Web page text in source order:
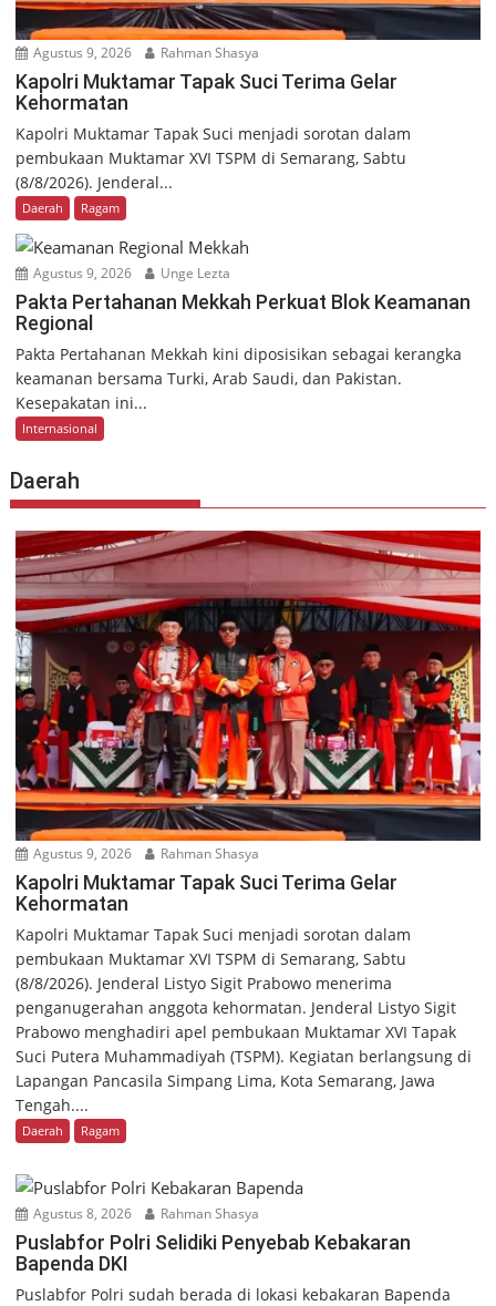
Agustus 9, 2026 Rahman Shasya
Kapolri Muktamar Tapak Suci Terima Gelar
Kehormatan
Kapolri Muktamar Tapak Suci menjadi sorotan dalam
pembukaan Muktamar XVI TSPM di Semarang, Sabtu
(8/8/2026). Jenderal...
Daerah Ragam
Agustus 9, 2026 Unge Lezta
Pakta Pertahanan Mekkah Perkuat Blok Keamanan
Regional
Pakta Pertahanan Mekkah kini diposisikan sebagai kerangka
keamanan bersama Turki, Arab Saudi, dan Pakistan.
Kesepakatan ini...
Internasional
Daerah
Agustus 9, 2026 Rahman Shasya
Kapolri Muktamar Tapak Suci Terima Gelar
Kehormatan
Kapolri Muktamar Tapak Suci menjadi sorotan dalam
pembukaan Muktamar XVI TSPM di Semarang, Sabtu
(8/8/2026). Jenderal Listyo Sigit Prabowo menerima
penganugerahan anggota kehormatan. Jenderal Listyo Sigit
Prabowo menghadiri apel pembukaan Muktamar XVI Tapak
Suci Putera Muhammadiyah (TSPM). Kegiatan berlangsung di
Lapangan Pancasila Simpang Lima, Kota Semarang, Jawa
Tengah....
Daerah Ragam
Agustus 8, 2026 Rahman Shasya
Puslabfor Polri Selidiki Penyebab Kebakaran
Bapenda DKI
Puslabfor Polri sudah berada di lokasi kebakaran Bapenda